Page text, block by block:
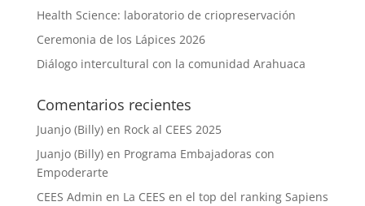
Health Science: laboratorio de criopreservación
Ceremonia de los Lápices 2026
Diálogo intercultural con la comunidad Arahuaca
Comentarios recientes
Juanjo (Billy)en Rock al CEES 2025
Juanjo (Billy)en Programa Embajadoras con
Empoderarte
CEES Admin en La CEES en el top del ranking Sapiens